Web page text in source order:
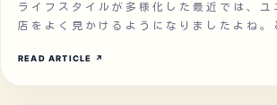
ライフスタイルが多様化した最近では、ユ
店をよく見かけるようになりましたよね。
READ ARTICLE ↗